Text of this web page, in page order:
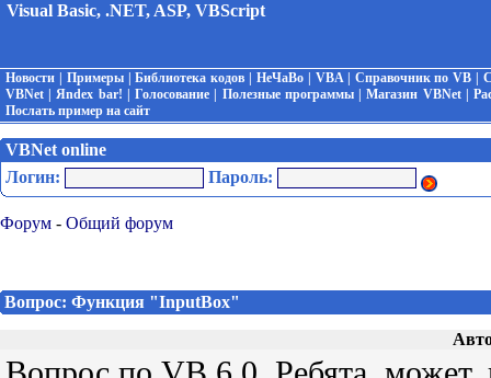
Visual Basic, .NET, ASP, VBScript
Новости Примеры|Библиотека кодов |НеЧаВо VBA| Справочник по VB |
VBNet |Яndex bar! |Голосование Полезные программы|Магазин VBNet|
Послать пример на сайт
VBNet online
Логин:
Пароль:
Форум - Общий форум
Вопрос: Функция "ІnputBox"